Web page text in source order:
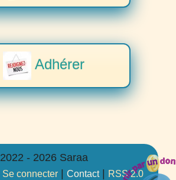
Adhérer
2022 - 2026 Saraa
Se connecter | Contact| RSS 2.0